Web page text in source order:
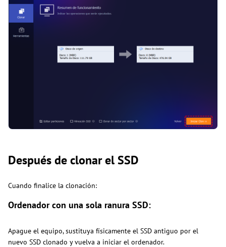
Después de clonar el SSD
Cuando finalice la clonación:
Ordenador con una sola ranura SSD:
Apague el equipo, sustituya físicamente el SSD antiguo por el
nuevo SSD clonado y vuelva a iniciar el ordenador.